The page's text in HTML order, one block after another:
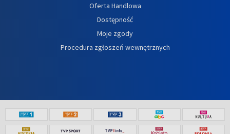
Oferta Handlowa
Dostępność
Moje zgody
Procedura zgłoszeń wewnętrznych